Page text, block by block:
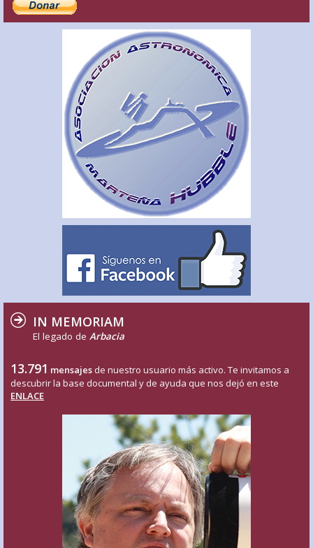
IN MEMORIAM
El legado de Arbacia
13.791 mensajes de nuestro usuario más activo. Te invitamos a
descubrir la base documental y de ayuda que nos dejó en este
ENLACE